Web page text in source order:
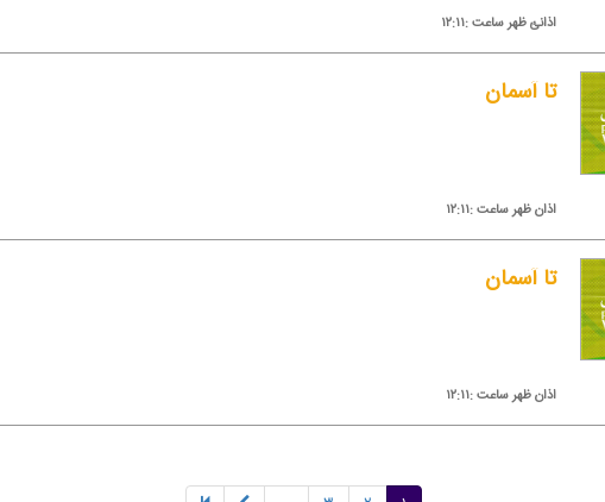
اذانئ ظهر ساعت :۱۲:۱۱
تا آسمان
اذان ظهر ساعت :۱۲:۱۱
تا آسمان
اذان ظهر ساعت :۱۲:۱۱